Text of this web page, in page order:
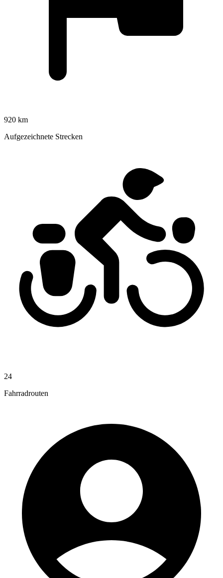
920 km
Aufgezeichnete Strecken
24
Fahrradrouten